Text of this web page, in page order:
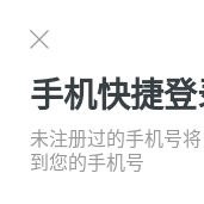
手机快捷
未注册过的手机号
到您的手机号